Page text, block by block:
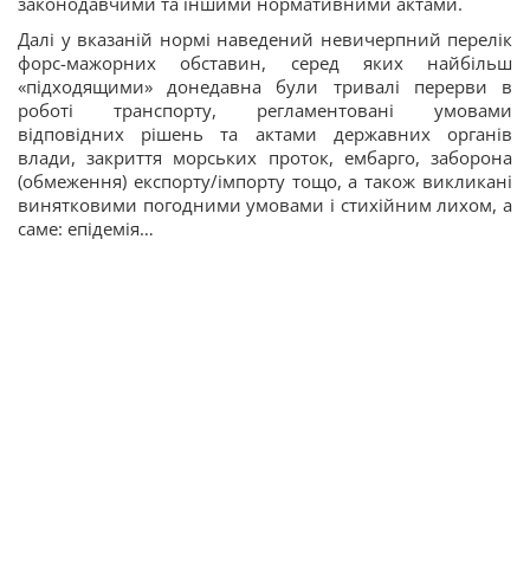
Далі у вказаній нормі наведений невичерпний перелік
форс-мажорних обставин, серед яких найбільш
«підходящими» донедавна були тривалі перерви в
роботі транспорту, регламентовані умовами
відповідних рішень та актами державних органів
влади, закриття морських проток, ембарго, заборона
(обмеження) експорту/імпорту тощо, а також викликані
винятковими погодними умовами і стихійним лихом, а
саме: епідемія…